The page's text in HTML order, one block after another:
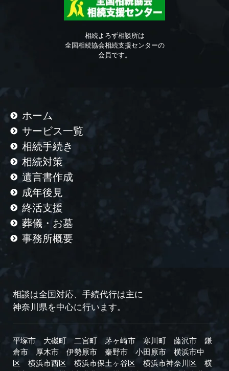
相続よろず相談所は
全国相続協会相続支援センターの
会員です。
ホーム
サービス一覧
相続手続き
相続対策
遺言書作成
成年後見
終活支援
葬儀・お墓
事務所概要
相談は全国対応、手続代行は主に
神奈川県を中心に行います。
平塚市 大磯町 二宮町 茅ヶ崎市 寒川町 藤沢市
鎌
倉市
厚木市 伊勢原市 秦野市 小田原市
横浜市中
区
横浜市西区 横浜市保土ヶ谷区 横浜市神奈川区
横